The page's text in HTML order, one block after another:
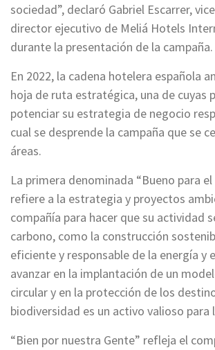
sociedad”, declaró Gabriel Escarrer,
director ejecutivo de Meliá Hotels
durante la presentación de la campaña.
En 2022, la cadena hotelera española
hoja de ruta estratégica, una de cuyas
potenciar su estrategia de negocio
cual se desprende la campaña que se
áreas.
La primera denominada “Bueno para
refiere a la estrategia y proyectos
compañía para hacer que su actividad
carbono, como la construcción
eficiente y responsable de la energía y
avanzar en la implantación de un
circular y en la protección de los
biodiversidad es un activo valioso para
“Bien por nuestra Gente” refleja el